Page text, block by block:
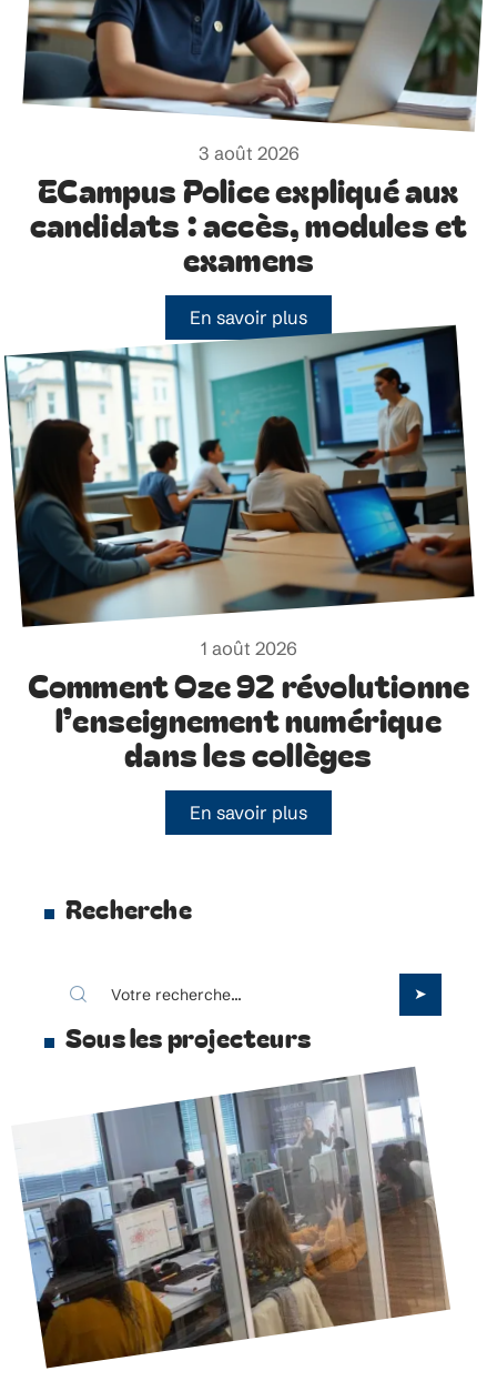
3 août 2026
ECampus Police expliqué aux
candidats : accès, modules et
examens
En savoir plus
1 août 2026
Comment Oze 92 révolutionne
l’enseignement numérique
dans les collèges
En savoir plus
Recherche
Sous les projecteurs